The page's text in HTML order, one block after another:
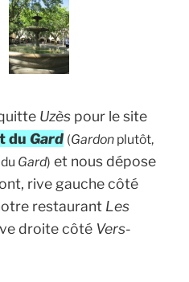
Uzèspour le site
du Gard (Gardonplutôt,
Gard) et nous dépose
rive gauche côté
restaurant Les
droite côté Vers-